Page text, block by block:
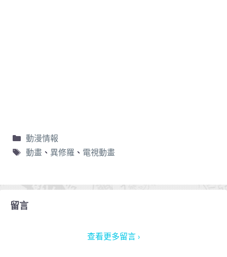
動漫情報
動畫、 異修羅 、 電視動畫
留言
查看更多留言 ›